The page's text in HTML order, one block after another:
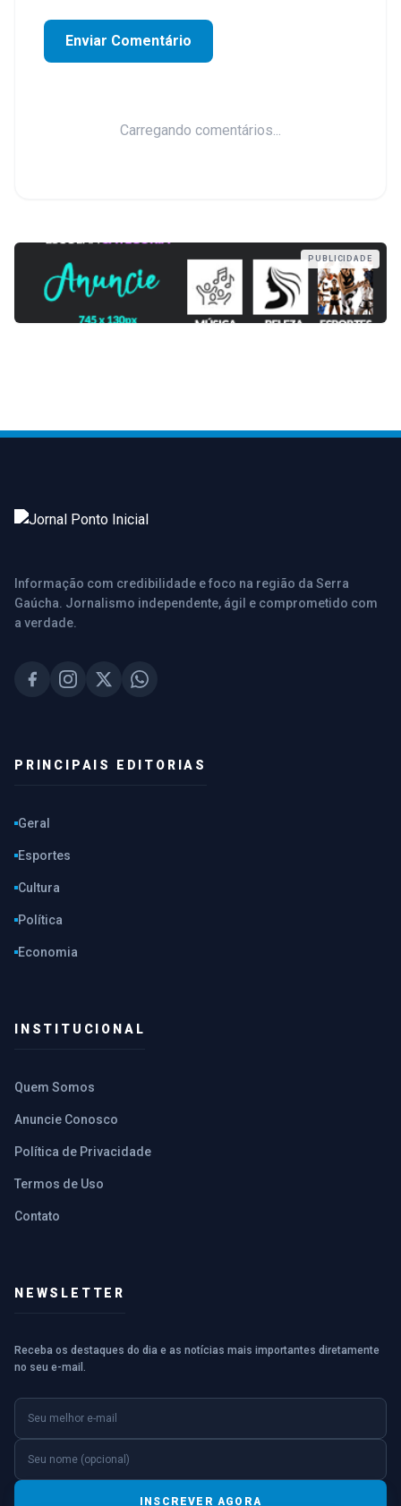
Enviar Comentário
Carregando comentários...
PUBLICIDADE
Informação com credibilidade e foco na região da Serra
Gaúcha. Jornalismo independente, ágil e comprometido com
a verdade.
PRINCIPAIS EDITORIAS
Geral
Esportes
Cultura
Política
Economia
INSTITUCIONAL
Quem Somos
Anuncie Conosco
Política de Privacidade
Termos de Uso
Contato
NEWSLETTER
Receba os destaques do dia e as notícias mais importantes diretamente
no seu e-mail.
E-mail
Nome (opcional)
INSCREVER AGORA